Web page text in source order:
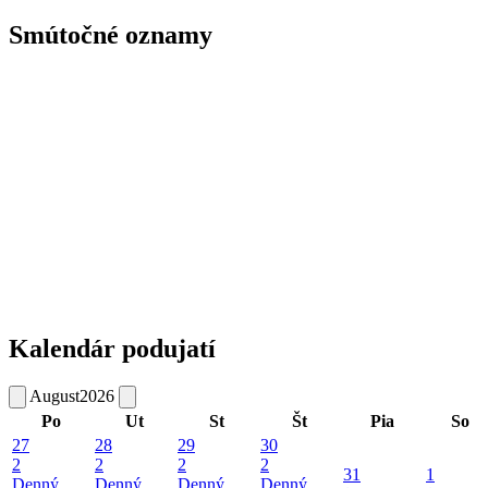
Smútočné oznamy
Kalendár podujatí
August2026
Po
Ut St Št Pia
So
27
2
28
2
29
2
30
2
31
1